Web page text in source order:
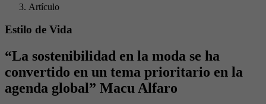
Artículo
Estilo de Vida
“La sostenibilidad en la moda se ha
convertido en un tema prioritario en la
agenda global” Macu Alfaro